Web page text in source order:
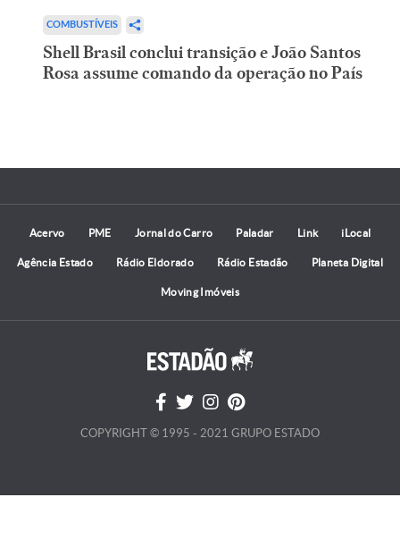
COMBUSTÍVEIS
Shell Brasil conclui transição e João Santos
Rosa assume comando da operação no País
Acervo PME Jornal do Carro Paladar Link iLocal
Agência Estado Rádio Eldorado Rádio Estadão Planeta Digital
Moving Imóveis
COPYRIGHT © 1995 - 2021 GRUPO ESTADO